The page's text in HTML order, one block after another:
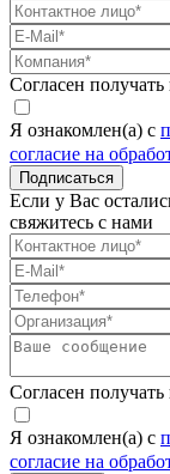
Согласен
Я ознакомлен(а) с
согласие на
Подписаться
Если у Вас
свяжитесь с нами
Согласен
Я ознакомлен(а) с
согласие на